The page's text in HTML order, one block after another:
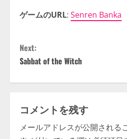
ゲームのURL: Senren Banka
C
o
n
t
i
Next:
Sabbat of the Witch
コメントを残す
メールアドレスが公開される